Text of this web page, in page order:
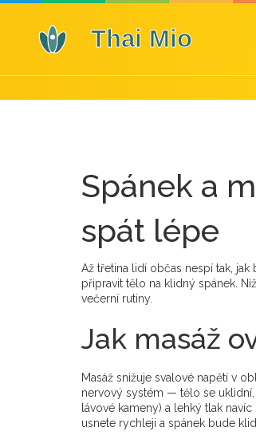
Spánek a
spát lépe
Až třetina lidí občas nespí tak,
připravit tělo na klidný spánek.
večerní rutiny.
Jak masáž
Masáž snižuje svalové napětí v
nervový systém — tělo se
lávové kameny) a lehký tlak
usnete rychleji a spánek bude